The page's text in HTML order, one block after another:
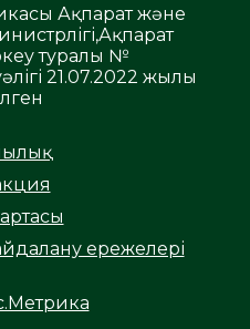
Ақпарат және
туралы №
21.07.2022 жылы
ережелері